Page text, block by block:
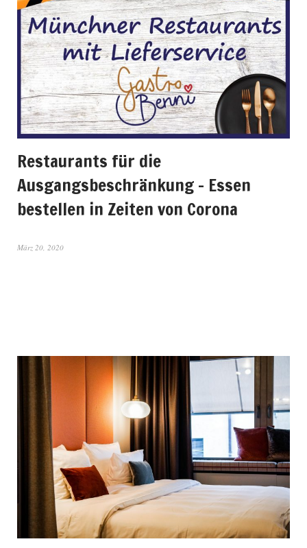
Restaurants für die
Ausgangsbeschränkung – Essen
bestellen in Zeiten von Corona
März 20, 2020